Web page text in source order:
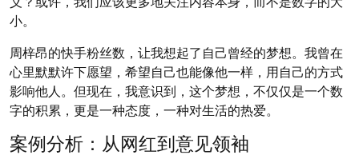
小。
周梓昂的快手粉丝数，让我想起了自己曾经的梦想。我曾在
心里默默许下愿望，希望自己也能像他一样，用自己的方式
影响他人。但现在，我意识到，这个梦想，不仅仅是一个数
字的积累，更是一种态度，一种对生活的热爱。
案例分析：从网红到意见领袖